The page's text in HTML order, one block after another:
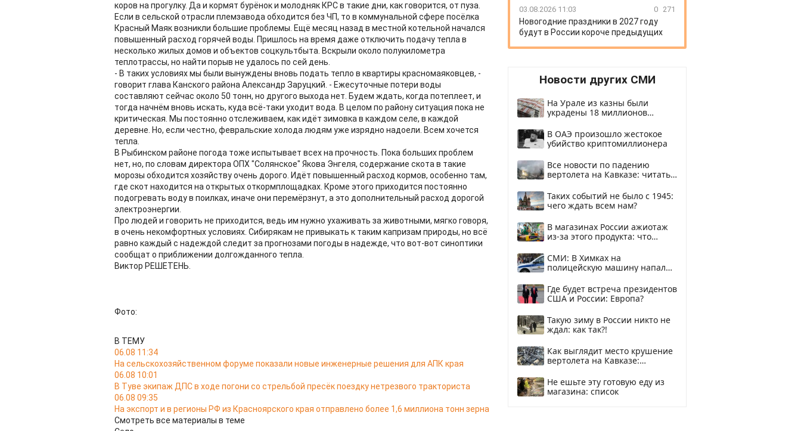
коров на прогулку. Да и кормят бурёнок и молодняк КРС в такие дни, как говорится, от пуза.
Если в сельской отрасли племзавода обходится без ЧП, то в коммунальной сфере посёлка
Красный Маяк возникли большие проблемы. Ещё месяц назад в местной котельной начался
повышенный расход горячей воды. Пришлось на время даже отключить подачу тепла в
несколько жилых домов и объектов соцкультбыта. Вскрыли около полукилометра
теплотрассы, но найти порыв не удалось по сей день.
- В таких условиях мы были вынуждены вновь подать тепло в квартиры красномаяковцев, -
говорит глава Канского района Александр Заруцкий. - Ежесуточные потери воды
составляют сейчас около 50 тонн, но другого выхода нет. Будем ждать, когда потеплеет, и
тогда начнём вновь искать, куда всё-таки уходит вода. В целом по району ситуация пока не
критическая. Мы постоянно отслеживаем, как идёт зимовка в каждом селе, в каждой
деревне. Но, если честно, февральские холода людям уже изрядно надоели. Всем хочется
тепла.
В Рыбинском районе погода тоже испытывает всех на прочность. Пока больших проблем
нет, но, по словам директора ОПХ "Солянское" Якова Энгеля, содержание скота в такие
морозы обходится хозяйству очень дорого. Идёт повышенный расход кормов, особенно там,
где скот находится на открытых откормплощадках. Кроме этого приходится постоянно
подогревать воду в поилках, иначе они перемёрзнут, а это дополнительный расход дорогой
электроэнергии.
Про людей и говорить не приходится, ведь им нужно ухаживать за животными, мягко говоря,
в очень некомфортных условиях. Сибирякам не привыкать к таким капризам природы, но всё
равно каждый с надеждой следит за прогнозами погоды в надежде, что вот-вот синоптики
сообщат о приближении долгожданного тепла.
Виктор РЕШЕТЕНЬ.
Фото:
В ТЕМУ
06.08 11:34
На сельскохозяйственном форуме показали новые инженерные решения для АПК края
06.08 10:01
В Туве экипаж ДПС в ходе погони со стрельбой пресёк поездку нетрезвого тракториста
06.08 09:35
На экспорт и в регионы РФ из Красноярского края отправлено более 1,6 миллиона тонн зерна
Смотреть все материалы в теме
03.08.2026 11:03 0 271
Новогодние праздники в 2027 году
будут в России короче предыдущих
Новости других СМИ
На Урале из казны были
украдены 18 миллионов
В ОАЭ произошло жестокое
убийство криптомиллионера
Все новости по падению
вертолета на Кавказе: читать
Таких событий не было с 1945:
чего ждать всем нам?
В магазинах России ажиотаж
из-за этого продукта: что
СМИ: В Химках на
полицейскую машину напали
Где будет встреча президентов
США и России: Европа?
Такую зиму в России никто не
ждал: как так?!
Как выглядит место крушение
вертолета на Кавказе:
Не ешьте эту готовую еду из
магазина: список